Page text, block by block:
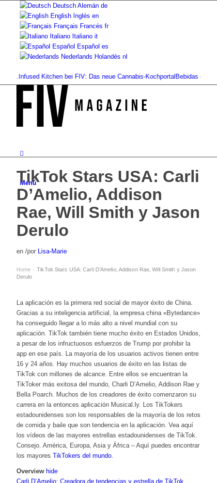
Deutsch Alemán de
English Inglés en
Français Francés fr
Italiano Italiano it
Español Español es
Nederlands Holandés nl
Infused Kitchen bei FIV: Das neue Cannabis-KochportalBebidas de
Menú
TikTok Stars USA: Carli
D’Amelio, Addison
Rae, Will Smith y Jason
Derulo
en /por Lisa-Marie
Home › TikTok Stars USA: Carli D’Amelio, Addison Rae, Will Smith y Jason
Derulo
La aplicación es la primera red social de mayor éxito de China.
Gracias a su inteligencia artificial, la empresa china «Bytedance»
ha conseguido llegar a lo más alto a nivel mundial con su
aplicación. TikTok también tiene mucho éxito en Estados Unidos,
a pesar de los infructuosos esfuerzos de Trump por prohibir la
app en ese país. La mayoría de los usuarios activos tienen entre
16 y 24 años. Hay muchos usuarios de éxito en las listas de
TikTok con millones de alcance. Entre ellos se encuentran la
TikToker más exitosa del mundo, Charli D’Amelio, Addison Rae y
Bella Poarch. Muchos de los creadores de éxito comenzaron su
carrera en la entonces aplicación Musical.ly. Los TikTokers
estadounidenses son los responsables de la mayoría de los retos
de comida y baile que son tendencia en la aplicación. Vea aquí
los vídeos de las mayores estrellas estadounidenses de TikTok.
Consejo. América, Europa, Asia y África – Aquí puedes encontrar
los mayores TikTokers del mundo.
Overview hide
Carli D’Amelio: Creadora de tendencias y estrella de TikTok